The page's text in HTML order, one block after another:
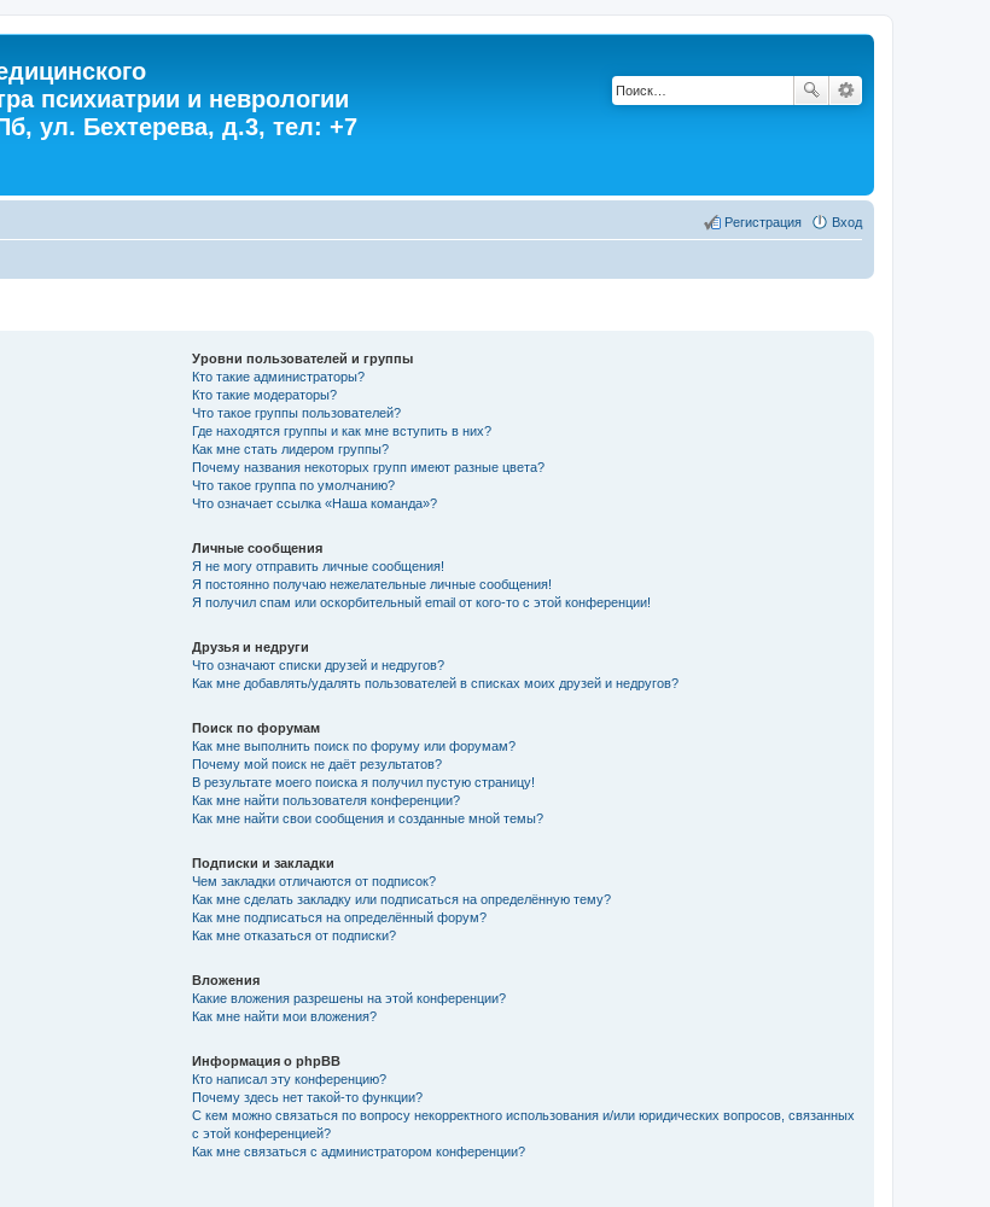
психиатрии и неврологии
ул. Бехтерева, д.3, тел: +7
Вход
Регистрация
Уровни пользователей и группы
Кто такие администраторы?
Кто такие модераторы?
Что такое группы пользователей?
Где находятся группы и как мне вступить в них?
Как мне стать лидером группы?
Почему названия некоторых групп имеют разные цвета?
Что такое группа по умолчанию?
Что означает ссылка «Наша команда»?
Личные сообщения
Я не могу отправить личные сообщения!
Я постоянно получаю нежелательные личные сообщения!
Я получил спам или оскорбительный email от кого-то с этой конференции!
Друзья и недруги
Что означают списки друзей и недругов?
Как мне добавлять/удалять пользователей в списках моих друзей и недругов?
Поиск по форумам
Как мне выполнить поиск по форуму или форумам?
Почему мой поиск не даёт результатов?
В результате моего поиска я получил пустую страницу!
Как мне найти пользователя конференции?
Как мне найти свои сообщения и созданные мной темы?
Подписки и закладки
Чем закладки отличаются от подписок?
Как мне сделать закладку или подписаться на определённую тему?
Как мне подписаться на определённый форум?
Как мне отказаться от подписки?
Вложения
Какие вложения разрешены на этой конференции?
Как мне найти мои вложения?
Информация о phpBB
Кто написал эту конференцию?
Почему здесь нет такой-то функции?
С кем можно связаться по вопросу некорректного использования и/или юридических вопросов, связанных
с этой конференцией?
Как мне связаться с администратором конференции?